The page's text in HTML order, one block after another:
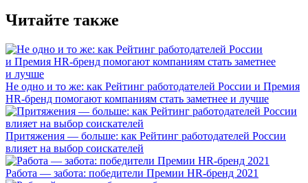
Читайте также
Не одно и то же: как Рейтинг работодателей России и Премия
HR-бренд помогают компаниям стать заметнее и лучше
Притяжения — больше: как Рейтинг работодателей России
влияет на выбор соискателей
Работа — забота: победители Премии HR-бренд 2021